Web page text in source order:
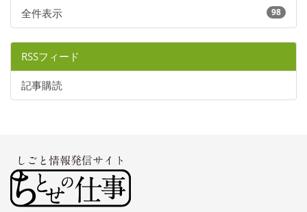
全件表示 98
RSSフィード
記事購読